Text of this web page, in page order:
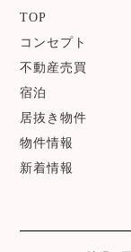
TOP
コンセプト
不動産売買
宿泊
居抜き物件
物件情報
新着情報